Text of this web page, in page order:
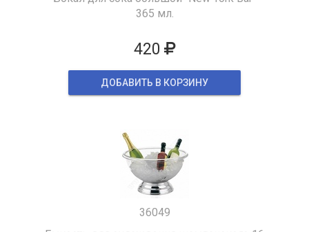
365 мл.
420
ДОБАВИТЬ В КОРЗИНУ
36049